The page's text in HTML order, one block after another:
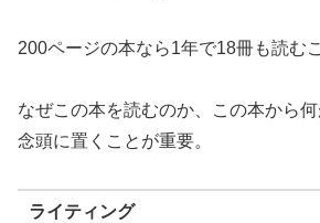
200ページの本なら1年で18冊も読む
なぜこの本を読むのか、この本から
念頭に置くことが重要。
ライティング